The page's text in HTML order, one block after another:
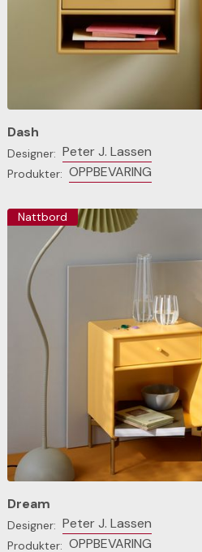
Dash
Designer: Peter J. Lassen
Produkter: OPPBEVARING
Nattbord
Dream
Designer: Peter J. Lassen
Produkter: OPPBEVARING